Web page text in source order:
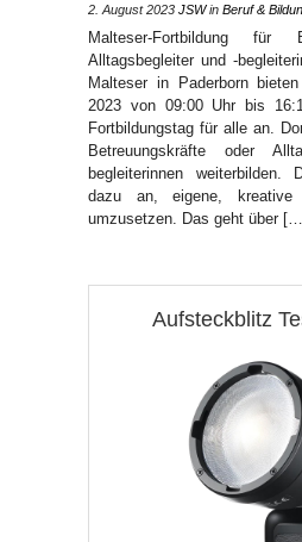
2. August 2023 JSWin Beruf &
Malteser-Fortbildung für
Alltagsbegleiter und -
Malteser in Paderborn
2023 von 09:00 Uhr bis
Fortbildungstag für alle an.
Betreuungskräfte oder
begleiterinnen weiterbilden.
dazu an, eigene,
umzusetzen. Das geht über
Aufsteckblitz